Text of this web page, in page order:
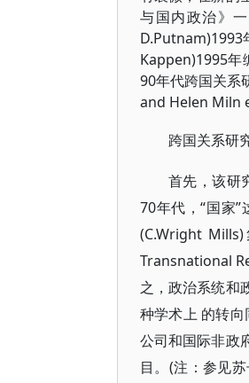
与国内政治》
Kappen)1995年
90年代跨国关系
and Helen Miln
跨国关系研
首先，该研
70年代，“国家
(C.Wright
Transnational
之，政治系统和
种学术上 的转
公司和国际非政
目。(注：参见